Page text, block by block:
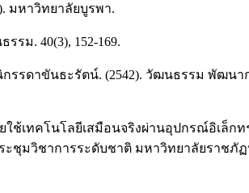
มหาวิทยาลัยบูรพา.
รม. 40(3), 152-169.
รดาขันธะรัตน์. (2542). วัฒนธรรม พัฒน
เทคโนโลยีเสมือนจริงผ่านอุปกรณ์อิเล็ก
ชุมวิชาการระดับชาติ มหาวิทยาลัยราชภั